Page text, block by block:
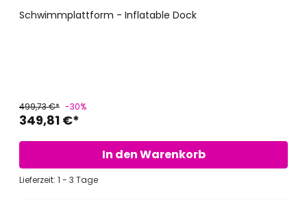
Schwimmplattform - Inflatable Dock
349,81 €*
499,73 €* -30%
In den Warenkorb
Lieferzeit: 1 - 3 Tage